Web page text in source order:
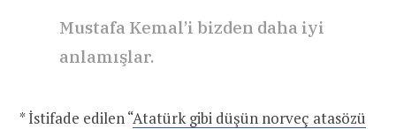
Mustafa Kemal’i bizden daha iyi
anlamışlar.
* İstifade edilen “Atatürk gibi düşün norveç atasözü